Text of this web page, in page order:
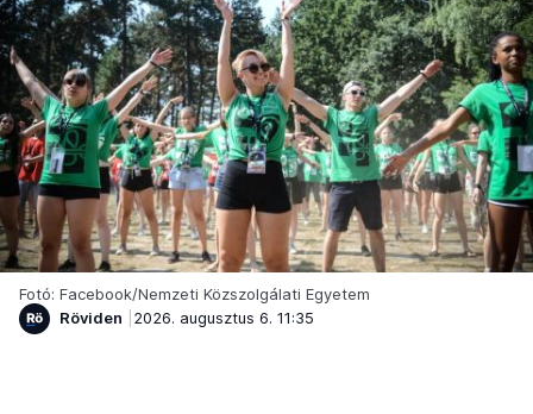
Fotó: Facebook/Nemzeti Közszolgálati Egyetem
Röviden
2026. augusztus 6. 11:35